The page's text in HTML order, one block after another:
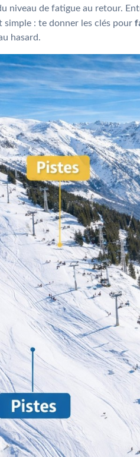
niveau de fatigue au retour.
simple : te donner les clés pour
hasard.